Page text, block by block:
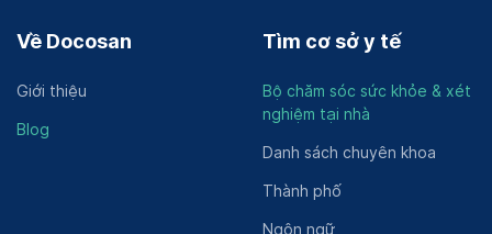
Về Docosan
Giới thiệu
Blog
Tìm cơ sở y tế
Bộ chăm sóc sức khỏe & xét
nghiệm tại nhà
Danh sách chuyên khoa
Thành phố
Ngôn ngữ